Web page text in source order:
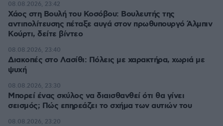
Χάος στη Βουλή του Κοσόβου: Βουλευτής της
αντιπολίτευσης πέταξε αυγά στον πρωθυπουργό Άλμπιν
Κούρτι, δείτε βίντεο
08.08.2026, 23:42
Διακοπές στο Λασίθι: Πόλεις με χαρακτήρα, χωριά με
ψυχή
08.08.2026, 23:40
Μπορεί ένας σκύλος να διαισθανθεί ότι θα γίνει
σεισμός; Πώς επηρεάζει το σχήμα των αυτιών του
08.08.2026, 23:30
08.08.2026, 23:20